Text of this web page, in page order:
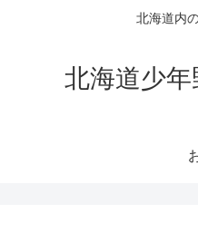
北海道内
北海道少